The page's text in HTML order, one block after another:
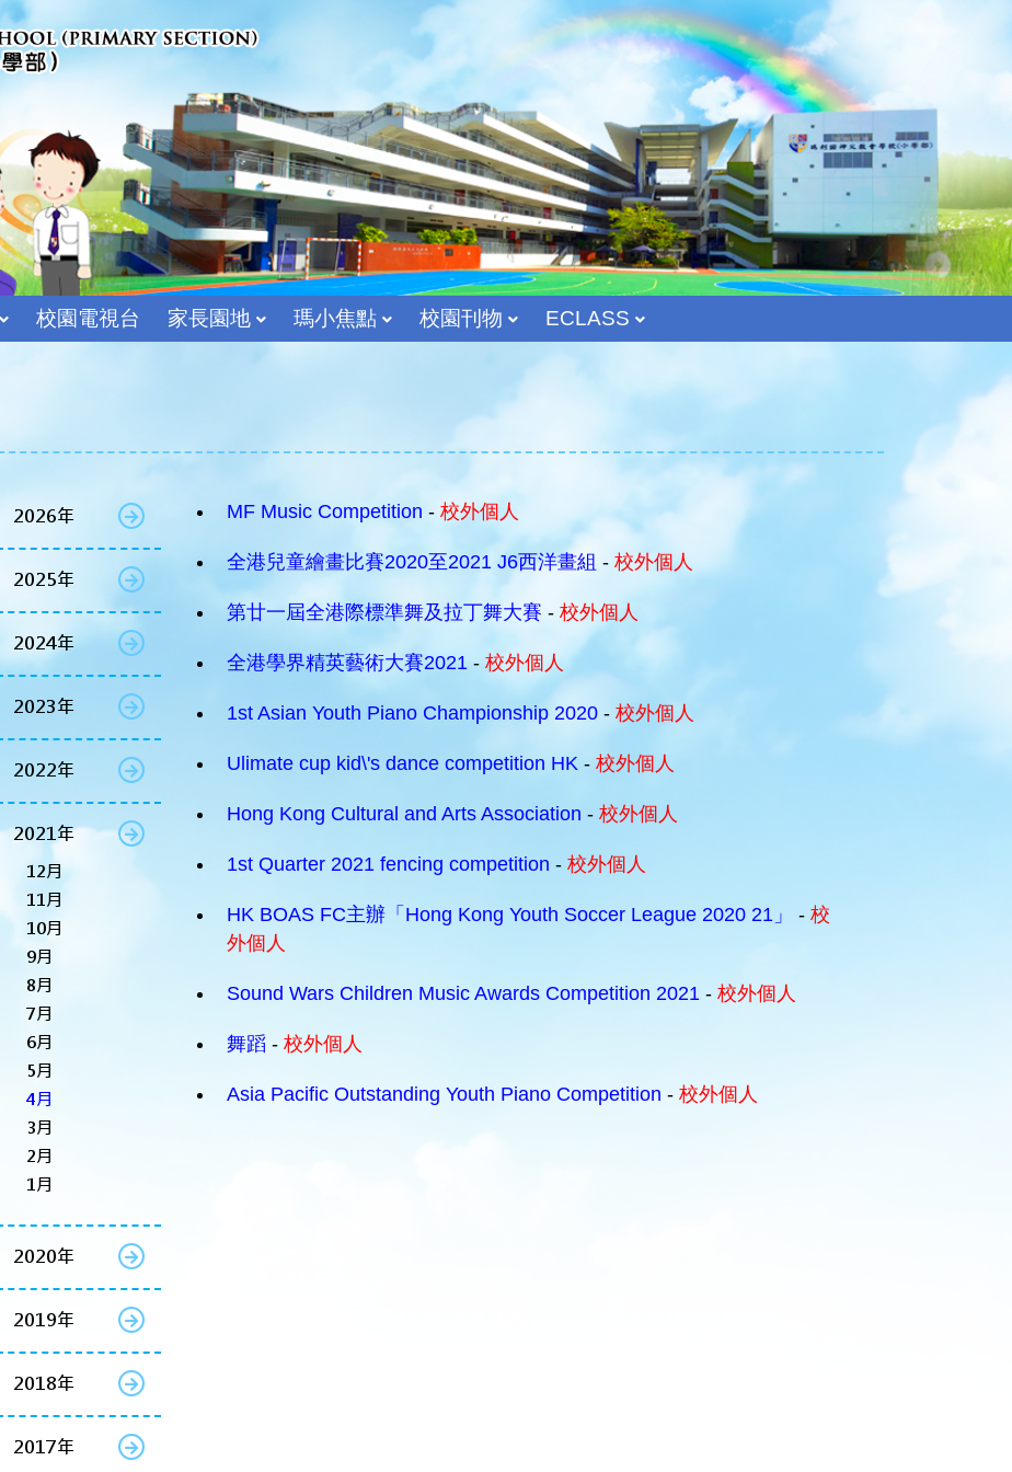
校園電視台 家長園地 瑪小焦點 校園刊物 ECLASS
2026年
2025年
2024年
2023年
2022年
2021年
12月
11月
10月
9月
8月
7月
6月
5月
4月
3月
2月
1月
2020年
2019年
2018年
2017年
MF Music Competition - 校外個人
全港兒童繪畫比賽2020至2021 J6西洋畫組 - 校外個人
第廿一屆全港際標準舞及拉丁舞大賽 - 校外個人
全港學界精英藝術大賽2021 - 校外個人
1st Asian Youth Piano Championship 2020 - 校外個人
Ulimate cup kid\'s dance competition HK - 校外個人
Hong Kong Cultural and Arts Association - 校外個人
1st Quarter 2021 fencing competition - 校外個人
HK BOAS FC主辦「Hong Kong Youth Soccer League 2020 21」 - 校
外個人
Sound Wars Children Music Awards Competition 2021 - 校外個人
舞蹈 - 校外個人
Asia Pacific Outstanding Youth Piano Competition - 校外個人